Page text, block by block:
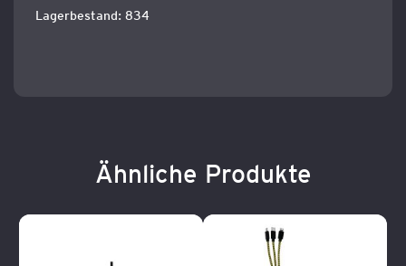
Lagerbestand: 834
Ähnliche Produkte